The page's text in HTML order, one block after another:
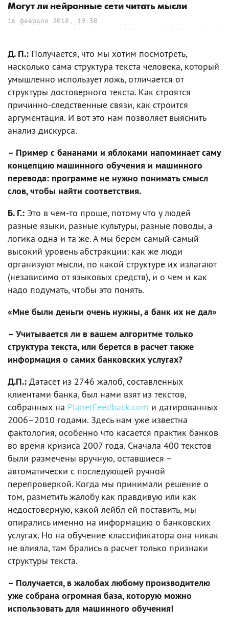
Могут ли нейронные сети читать мысли
16 февраля 2018, 19:30
Д. П.: Получается, что мы хотим посмотреть,
насколько сама структура текста человека, который
умышленно использует ложь, отличается от
структуры достоверного текста. Как строятся
причинно-следственные связи, как строится
аргументация. И вот это нам позволяет выяснить
анализ дискурса.
– Пример с бананами и яблоками напоминает саму
концепцию машинного обучения и машинного
перевода: программе не нужно понимать смысл
слов, чтобы найти соответствия.
Б. Г.: Это в чем-то проще, потому что у людей
разные языки, разные культуры, разные поводы, а
логика одна и та же. А мы берем самый-самый
высокий уровень абстракции: как же люди
организуют мысли, по какой структуре их излагают
(независимо от языковых средств), и о чем и как
надо подумать, чтобы это понять.
«Мне были деньги очень нужны, а банк их не дал»
– Учитывается ли в вашем алгоритме только
структура текста, или берется в расчет также
информация о самих банковских услугах?
Д.П.: Датасет из 2746 жалоб, составленных
клиентами банка, был нами взят из текстов,
собранных на PlanetFeedback.com и датированных
2006–2010 годами. Здесь нам уже известна
фактология, особенно что касается практик банков
во время кризиса 2007 года. Сначала 400 текстов
были размечены вручную, оставшиеся –
автоматически с последующей ручной
перепроверкой. Когда мы принимали решение о
том, разметить жалобу как правдивую или как
недостоверную, какой лейбл ей поставить, мы
опирались именно на информацию о банковских
услугах. Но на обучение классификатора она никак
не влияла, там брались в расчет только признаки
структуры текста.
– Получается, в жалобах любому производителю
уже собрана огромная база, которую можно
использовать для машинного обучения!